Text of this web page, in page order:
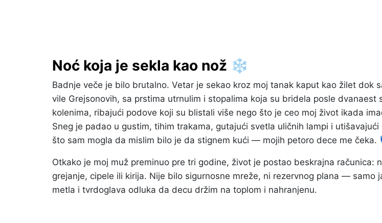
Noć koja je sekla kao nož ❄️
Badnje veče je bilo brutalno. Vetar je sekao kroz moj tanak kaput kao žilet dok
vile Grejsonovih, sa prstima utrnulim i stopalima koja su bridela posle dvanaest
kolenima, ribajući podove koji su blistali više nego što je ceo moj život ikada
Sneg je padao u gustim, tihim trakama, gutajući svetla uličnih lampi i utišavajući
što sam mogla da mislim bilo je da stignem kući — mojih petoro dece me čeka.
Otkako je moj muž preminuo pre tri godine, život je postao beskrajna računica:
grejanje, cipele ili kirija. Nije bilo sigurnosne mreže, ni rezervnog plana — samo
metla i tvrdoglava odluka da decu držim na toplom i nahranjenu.